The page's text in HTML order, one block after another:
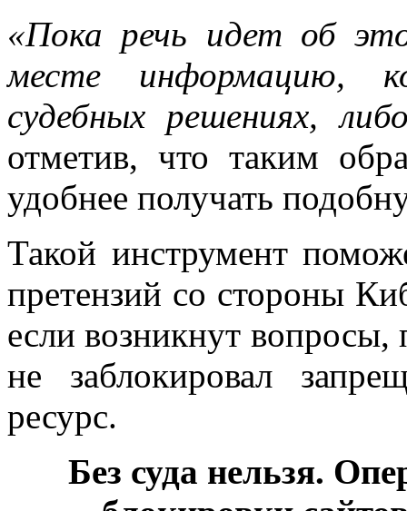
«Пока речь идет об
месте информацию,
судебных решениях,
отметив, что таким
удобнее получать
Такой инструмент
претензий со стороны
если возникнут
не заблокировал
ресурс.
Без суда нельзя.